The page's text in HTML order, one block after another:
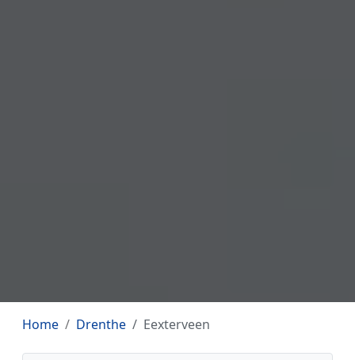
Home Drenthe Eexterveen